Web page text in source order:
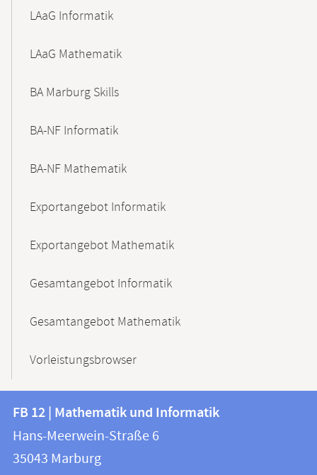
LAaG Informatik
LAaG Mathematik
BA Marburg Skills
BA-NF Informatik
BA-NF Mathematik
Exportangebot Informatik
Exportangebot Mathematik
Gesamtangebot Informatik
Gesamtangebot Mathematik
Vorleistungsbrowser
Kontakt
und
Informationen
FB
12
|
FB 12 | Mathematik und Informatik
Hans-Meerwein-Straße 6
35043 Marburg